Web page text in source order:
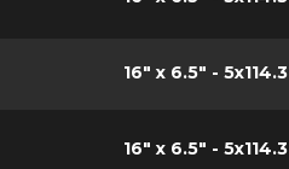
16" x 6.5" - 5x114.3
16" x 6.5" - 5x114.3